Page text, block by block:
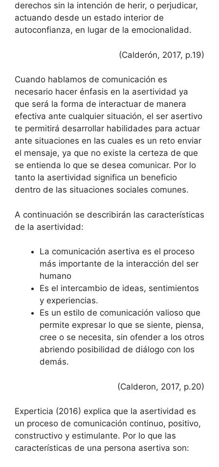
derechos sin la intención de herir, o perjudicar,
actuando desde un estado interior de
autoconfianza, en lugar de la emocionalidad.
(Calderón, 2017, p.19)
Cuando hablamos de comunicación es
necesario hacer énfasis en la asertividad ya
que será la forma de interactuar de manera
efectiva ante cualquier situación, el ser asertivo
te permitirá desarrollar habilidades para actuar
ante situaciones en las cuales es un reto enviar
el mensaje, ya que no existe la certeza de que
se entienda lo que se desea comunicar. Por lo
tanto la asertividad significa un beneficio
dentro de las situaciones sociales comunes.
A continuación se describirán las características
de la asertividad:
La comunicación asertiva es el proceso
más importante de la interacción del ser
humano
Es el intercambio de ideas, sentimientos
y experiencias.
Es un estilo de comunicación valioso que
permite expresar lo que se siente, piensa,
cree o se necesita, sin ofender a los otros
abriendo posibilidad de diálogo con los
demás.
(Calderon, 2017, p.20)
Experticia (2016) explica que la asertividad es
un proceso de comunicación continuo, positivo,
constructivo y estimulante. Por lo que las
características de una persona asertiva son: